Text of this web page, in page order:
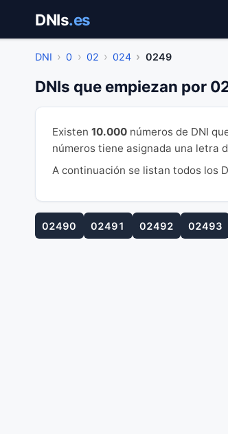
DNIs.es
DNI 0 02 024 0249
DNIs que empiezan por
Existen 10.000 números de DNI
números tiene asignada una letra
A continuación se listan todos los
02490 02491 02492 02493